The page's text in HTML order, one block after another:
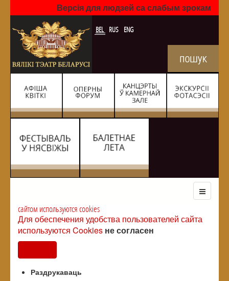
Версія для людзей са слабым зрокам
BEL RUS ENG
сайтом используются cookies
Для обеспечения удобства пользователей сайта
используются Cookies не согласен
Раздрукаваць